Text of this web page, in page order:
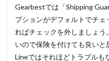
Gearbestでは「Shipping
プションがデフォルトでチ
ればチェックを外しましょ
いので保険を付けても良い
Lineではそれほどトラブルも